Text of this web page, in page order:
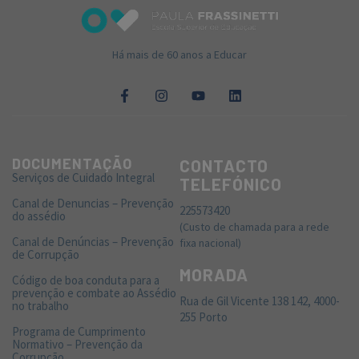
Há mais de 60 anos a Educar
DOCUMENTAÇÃO
Serviços de Cuidado Integral
Canal de Denuncias – Prevenção
do assédio
Canal de Denúncias – Prevenção
de Corrupção
Código de boa conduta para a
prevenção e combate ao Assédio
no trabalho
Programa de Cumprimento
Normativo – Prevenção da
CONTACTO
TELEFÓNICO
225573420
(Custo de chamada para a rede
fixa nacional)
MORADA
Rua de Gil Vicente 138 142, 4000-
255 Porto